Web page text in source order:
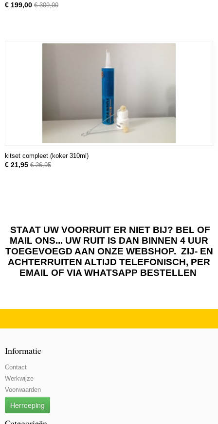
€ 199,00 € 309,00
kitset compleet (koker 310ml)
€ 21,95 € 26,95
STAAT UW VOORRUIT ER NIET BIJ? BEL OF
MAIL ONS... UW RUIT IS DAN BINNEN 4 UUR
TOEGEVOEGD AAN ONZE WEBSHOP. ZIJ- EN
ACHTERRUITEN ALTIJD TELEFONISCH, PER
EMAIL OF VIA WHATSAPP BESTELLEN
Informatie
Contact
Werkwijze
Voorwaarden
Herroeping